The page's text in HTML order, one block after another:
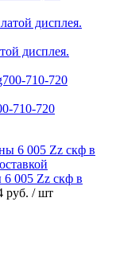
дисплея.
710-720
005 Zz скф в
руб. / шт